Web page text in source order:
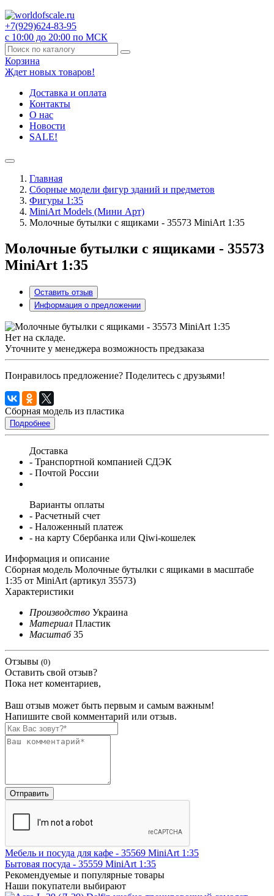
+7(929)624-83-95
с 10:00 до 20:00 по МСК
Корзина
Ждет новых товаров!
Доставка и оплата
Контакты
О нас
Новости
SALE!
Главная
Сборные модели фигур зданий и предметов
Фигуры 1:35
MiniArt Models (Мини Арт)
Молочные бутылки с ящиками - 35573 MiniArt 1:35
Молочные бутылки с ящиками - 35573
MiniArt 1:35
Оставить отзыв
Информация о предложении
Нет на складе.
Уточните у менеджера возможность предзаказа
Понравилось предложение? Поделитесь с друзьями!
Сборная модель из пластика
Подробнее
Доставка
- Транспортной компанией СДЭК
- Почтой России
Варианты оплаты
- Расчетный счет
- Наложенный платеж
- на карту Сбербанка или Qiwi-кошелек
Информация и описание
Сборная модель Молочные бутылки с ящиками в масштабе
1:35 от MiniArt (артикул 35573)
Характеристики
Производство Украина
Материал Пластик
Масштаб 35
Отзывы (0)
Оставить свой отзыв?
Пока нет коментариев,
Ваш отзыв может быть первым и самым важным!
Напишите свой комментарий или отзыв.
Мебель и посуда для кафе - 35569 MiniArt 1:35
Бытовая посуда - 35559 MiniArt 1:35
Рекомендуемые и популярные товары
Наши покупатели выбирают